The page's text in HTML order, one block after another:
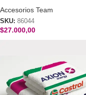
Accesorios Team
SKU: 86044
$27.000,00